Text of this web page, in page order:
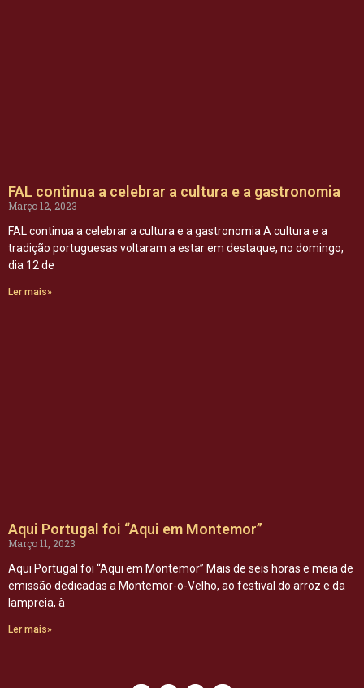
FAL continua a celebrar a cultura e a gastronomia
Março 12, 2023
FAL continua a celebrar a cultura e a gastronomia A cultura e a
tradição portuguesas voltaram a estar em destaque, no domingo,
dia 12 de
Ler mais»
Aqui Portugal foi “Aqui em Montemor”
Março 11, 2023
Aqui Portugal foi “Aqui em Montemor” Mais de seis horas e meia de
emissão dedicadas a Montemor-o-Velho, ao festival do arroz e da
lampreia, à
Ler mais»